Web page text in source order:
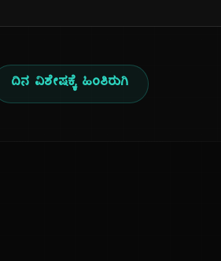
ದಿನ ವಿಶೇಷಕ್ಕೆ ಹಿಂತಿರುಗಿ